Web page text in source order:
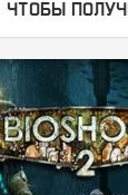
Чтобы